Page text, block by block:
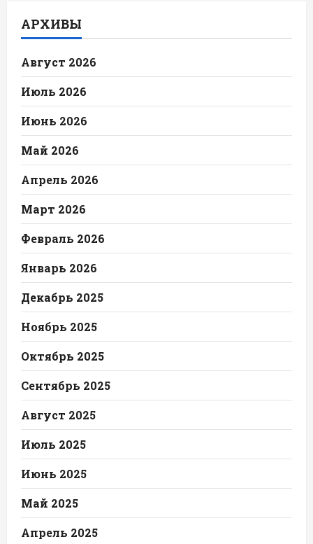
АРХИВЫ
Август 2026
Июль 2026
Июнь 2026
Май 2026
Апрель 2026
Март 2026
Февраль 2026
Январь 2026
Декабрь 2025
Ноябрь 2025
Октябрь 2025
Сентябрь 2025
Август 2025
Июль 2025
Июнь 2025
Май 2025
Апрель 2025